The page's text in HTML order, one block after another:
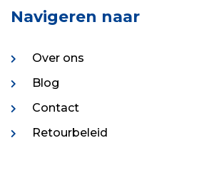
Navigeren naar
Over ons
Blog
Contact
Retourbeleid